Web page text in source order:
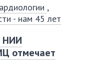
,
- нам 45 лет
НИИ
отмечает